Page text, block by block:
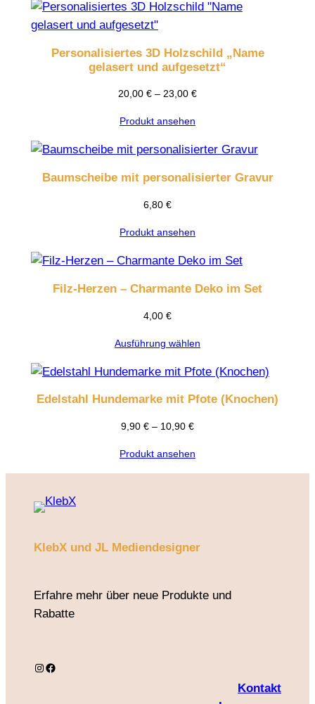
Personalisiertes 3D Holzschild „Name
gelasert und aufgesetzt“
20,00 € – 23,00 €
Produkt ansehen
Baumscheibe mit personalisierter Gravur
6,80 €
Produkt ansehen
Filz-Herzen – Charmante Deko im Set
4,00 €
Ausführung wählen
Edelstahl Hundemarke mit Pfote (Knochen)
9,90 € – 10,90 €
Produkt ansehen
KlebX und JL Mediendesigner
Erfahre mehr über neue Produkte und
Rabatte
Instagram Facebook
Kontakt